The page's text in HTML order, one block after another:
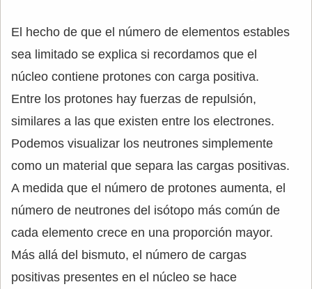
El hecho de que el número de elementos estables
sea limitado se explica si recordamos que el
núcleo contiene protones con carga positiva.
Entre los protones hay fuerzas de repulsión,
similares a las que existen entre los electrones.
Podemos visualizar los neutrones simplemente
como un material que separa las cargas positivas.
A medida que el número de protones aumenta, el
número de neutrones del isótopo más común de
cada elemento crece en una proporción mayor.
Más allá del bismuto, el número de cargas
positivas presentes en el núcleo se hace